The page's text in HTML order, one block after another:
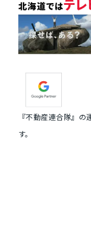
『不動産連合隊』
す。